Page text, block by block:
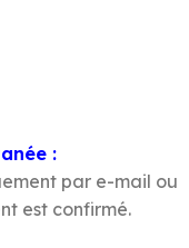
:
par e-mail ou
est confirmé.